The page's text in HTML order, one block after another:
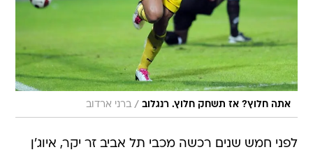
אתה חלוץ? אז תשחק חלוץ. רנגלוב / ברני ארדוב
לפני חמש שנים רכשה מכבי תל אביב זר יקר, איוג'ן